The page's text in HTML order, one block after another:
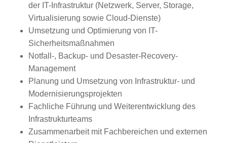
der IT-Infrastruktur (Netzwerk, Server, Storage,
Virtualisierung sowie Cloud-Dienste)
Umsetzung und Optimierung von IT-
Sicherheitsmaßnahmen
Notfall-, Backup- und Desaster-Recovery-
Management
Planung und Umsetzung von Infrastruktur- und
Modernisierungsprojekten
Fachliche Führung und Weiterentwicklung des
Infrastrukturteams
Zusammenarbeit mit Fachbereichen und externen